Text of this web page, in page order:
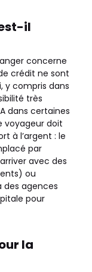
il
concerne
crédit ne sont
y compris dans
très
dans certaines
voyageur doit
à l’argent : le
par
avec des
ou
des agences
pour
la